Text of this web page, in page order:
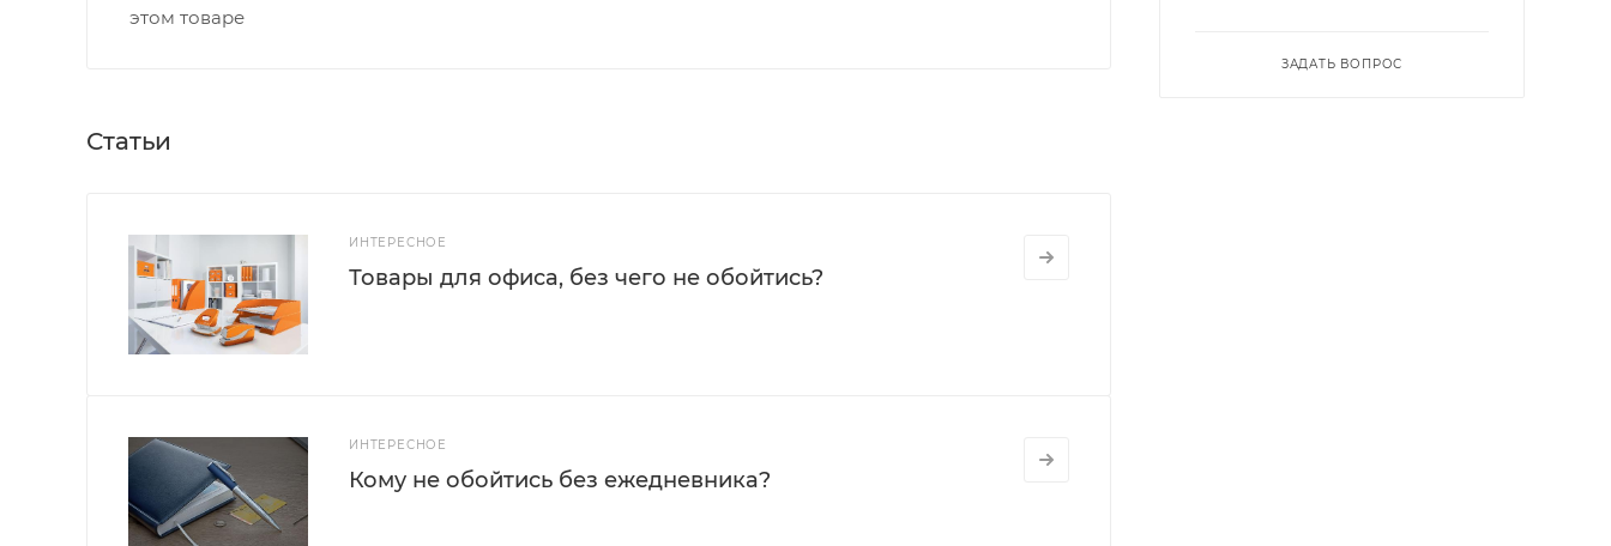
этом товаре
Статьи
ИНТЕРЕСНОЕ
Товары для офиса, без чего не обойтись?
ИНТЕРЕСНОЕ
Кому не обойтись без ежедневника?
ЗАДАТЬ ВОПРОС